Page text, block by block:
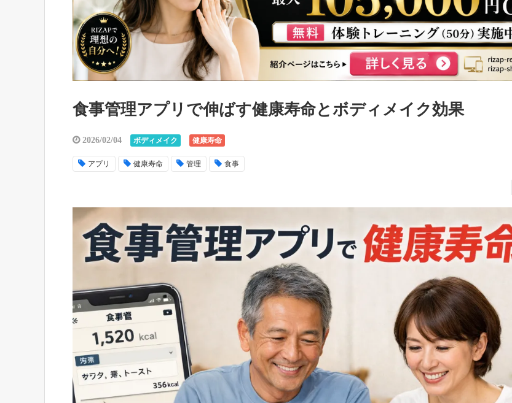
食事管理アプリで伸ばす健康寿命とボディメイク効果
2026/02/04 ボディメイク 健康寿命
アプリ 健康寿命 管理 食事